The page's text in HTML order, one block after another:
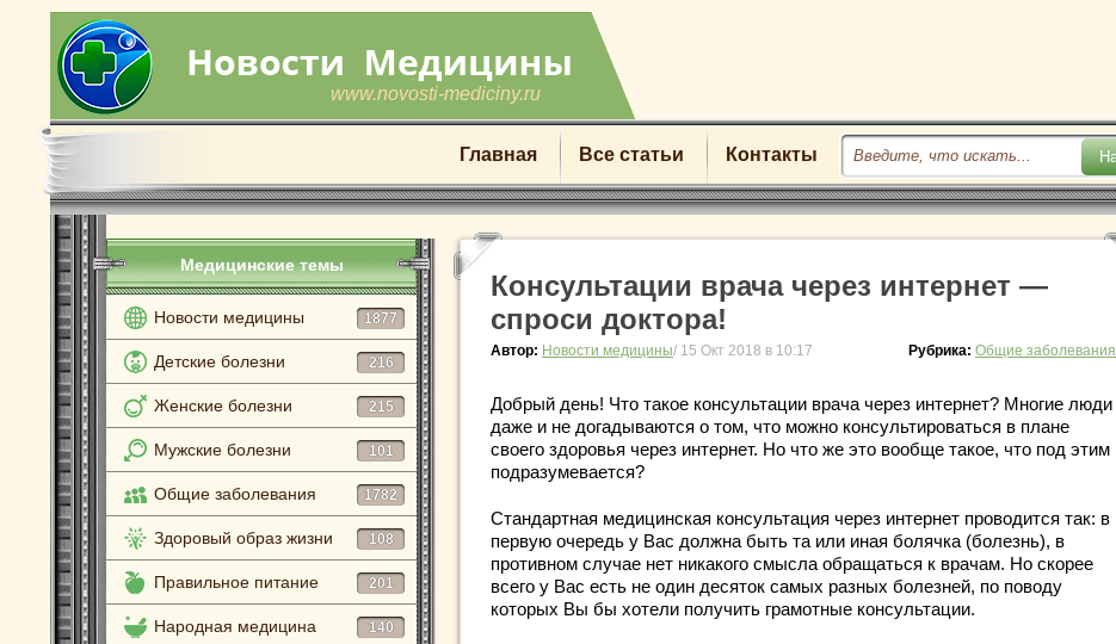
www.novosti-mediciny.ru
Главная Все статьи Контакты
Медицинские темы
Новости медицины 1877
Детские болезни 216
Женские болезни 215
Мужские болезни 101
Общие заболевания 1782
Здоровый образ жизни 108
Правильное питание 201
Народная медицина 140
Консультации врача через интернет —
спроси доктора!
Автор: Новости медицины/ 15 Окт 2018 в 10:17 Рубрика: Общие заболевания
Добрый день! Что такое консультации врача через интернет? Многие люди
даже и не догадываются о том, что можно консультироваться в плане
своего здоровья через интернет. Но что же это вообще такое, что под этим
подразумевается?
Стандартная медицинская консультация через интернет проводится так: в
первую очередь у Вас должна быть та или иная болячка (болезнь), в
противном случае нет никакого смысла обращаться к врачам. Но скорее
всего у Вас есть не один десяток самых разных болезней, по поводу
которых Вы бы хотели получить грамотные консультации.